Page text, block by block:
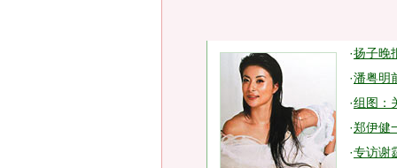
·扬子晚
·潘粤明
·组图：
·郑伊健
·专访谢